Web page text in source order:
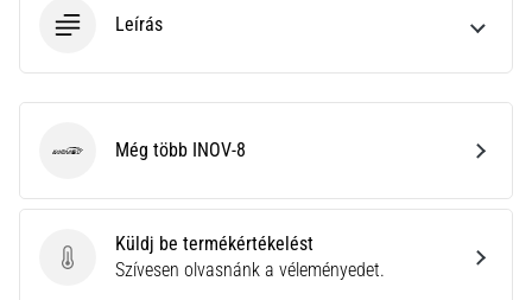
Minden cikk
megjelenítése
Leírás
Küldj be termékértékelést
Küldj be termékértékelést
Szívesen olvasnánk a véleményedet.
INOV-8Még több INOV-8